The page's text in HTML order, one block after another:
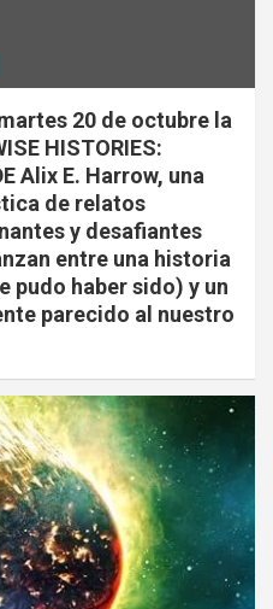
20 de octubre la
HISTORIES:
Alix E. Harrow, una
de relatos
y desafiantes
entre una historia
pudo haber sido) y un
parecido al nuestro